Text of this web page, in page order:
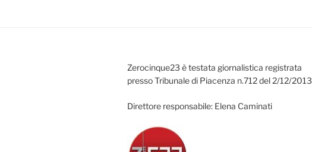
Zerocinque23 è testata giornalistica registrata
presso Tribunale di Piacenza n.712 del 2/12/2013
Direttore responsabile: Elena Caminati